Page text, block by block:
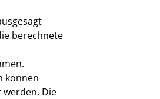
berechnete
können
Die